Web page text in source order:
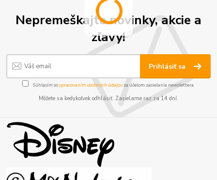
Nepremeškajte novinky, akcie a
zľavy!
Prihlásiť sa
Súhlasím sospracovaním osobných údajov za účelom zasielania newslettera.
Môžete sa kedykoľvek odhlásiť. Zasielame raz za 14 dní.